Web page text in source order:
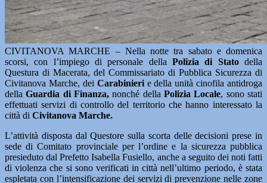
CIVITANOVA MARCHE – Nella notte tra sabato e domenica
scorsi, con l’impiego di personale della Polizia di Statodella
Questura di Macerata, del Commissariato di Pubblica Sicurezza di
Civitanova Marche, dei Carabinierie della unità cinofila antidroga
della Guardia di Finanza, nonché della Polizia Locale, sono stati
effettuati servizi di controllo del territorio che hanno interessato la
città di Civitanova Marche.
L’attività disposta dal Questore sulla scorta delle decisioni prese in
sede di Comitato provinciale per l’ordine e la sicurezza pubblica
presieduto dal Prefetto Isabella Fusiello, anche a seguito dei noti fatti
di violenza che si sono verificati in città nell’ultimo periodo, è stata
espletata con l’intensificazione dei servizi di prevenzione nelle zone